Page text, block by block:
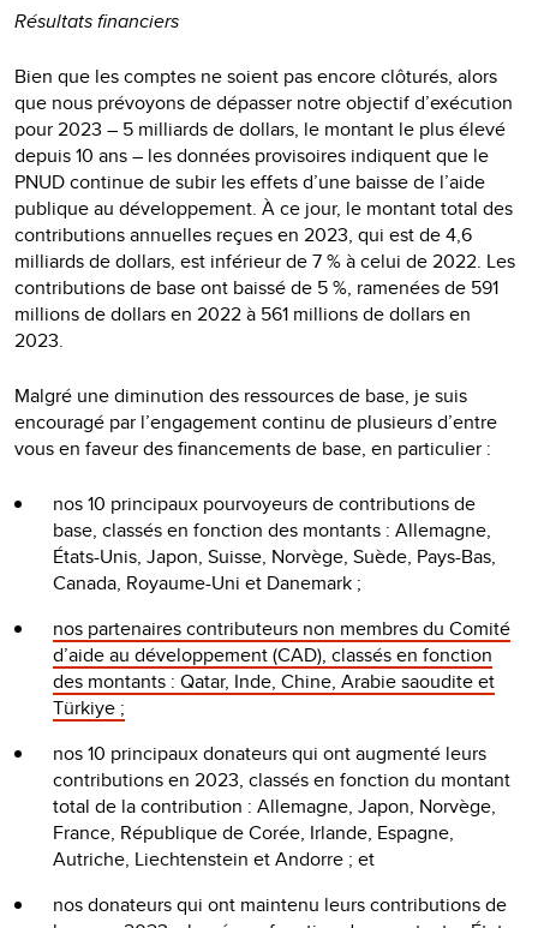
Résultats financiers
Bien que les comptes ne soient pas encore clôturés, alors
que nous prévoyons de dépasser notre objectif d’exécution
pour 2023 – 5 milliards de dollars, le montant le plus élevé
depuis 10 ans – les données provisoires indiquent que le
PNUD continue de subir les effets d’une baisse de l’aide
publique au développement. À ce jour, le montant total des
contributions annuelles reçues en 2023, qui est de 4,6
milliards de dollars, est inférieur de 7 % à celui de 2022. Les
contributions de base ont baissé de 5 %, ramenées de 591
millions de dollars en 2022 à 561 millions de dollars en
2023.
Malgré une diminution des ressources de base, je suis
encouragé par l’engagement continu de plusieurs d’entre
vous en faveur des financements de base, en particulier :
nos 10 principaux pourvoyeurs de contributions de
base, classés en fonction des montants : Allemagne,
États-Unis, Japon, Suisse, Norvège, Suède, Pays-Bas,
Canada, Royaume-Uni et Danemark ;
nos partenaires contributeurs non membres du Comité
d’aide au développement (CAD), classés en fonction
des montants : Qatar, Inde, Chine, Arabie saoudite et
Türkiye ;
nos 10 principaux donateurs qui ont augmenté leurs
contributions en 2023, classés en fonction du montant
total de la contribution : Allemagne, Japon, Norvège,
France, République de Corée, Irlande, Espagne,
Autriche, Liechtenstein et Andorre ; et
nos donateurs qui ont maintenu leurs contributions de